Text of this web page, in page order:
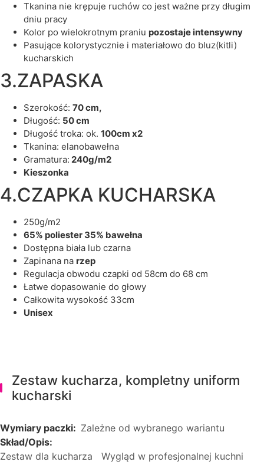
tkanina nie krępuje ruchów co jest ważne przy długim
dniu pracy
kolor po wielokrotnym praniu pozostaje intensywny
pasujące kolorystycznie i materiałowo do bluz(kitli)
kucharskich
3.ZAPASKA
szerokość: 70 cm,
długość: 50 cm
długość troka: ok. 100cm x2
tkanina: elanobawełna
gramatura: 240g/m2
kieszonka
4.CZAPKA KUCHARSKA
250g/m2
65% poliester 35% bawełna
dostępna biała lub czarna
zapinana na rzep
regulacja obwodu czapki od 58cm do 68 cm
łatwe dopasowanie do głowy
całkowita wysokość 33cm
unisex
Zestaw kucharza, kompletny uniform
kucharski
Wymiary paczki: Zależne od wybranego wariantu
Skład/Opis:
Zestaw dla kucharza Wygląd w profesjonalnej kuchni